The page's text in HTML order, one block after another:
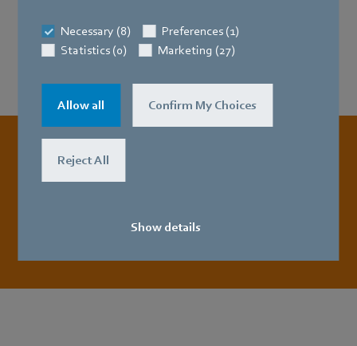
Necessary (8)
Preferences (1)
Statistics (0)
Marketing (27)
Allow all Confirm My Choices
Reject All
Show details
Jetzt gleich
Zur Bewerbung